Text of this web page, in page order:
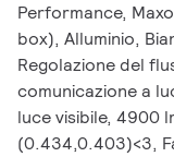
Performance,
box), Alluminio,
Regolazione del
comunicazione a
luce visibile, 4900
(0.434,0.403)<3,